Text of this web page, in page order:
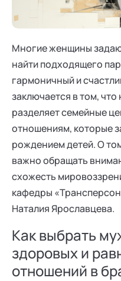
Многие женщины
найти подходящего
гармоничный и
заключается в том,
разделяет семейные
отношениям, которые
рождением детей. О
важно обращать
схожесть
кафедры
Наталия Ярославцева.
Как выбрать
здоровых и
отношений в
Профессионалам
Поддержка